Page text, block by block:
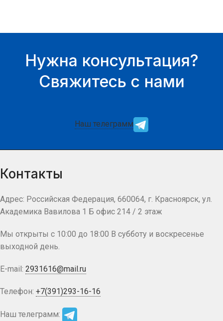
Нужна консультация?
Свяжитесь с нами
Наш телеграмм
Контакты
Адрес: Российская Федерация, 660064, г. Красноярск, ул.
Академика Вавилова 1 Б офис 214 / 2 этаж
Мы открыты с 10:00 до 18:00 В субботу и воскресенье
выходной день.
E-mail: 2931616@mail.ru
Телефон: +7(391)293-16-16
Наш телеграмм: